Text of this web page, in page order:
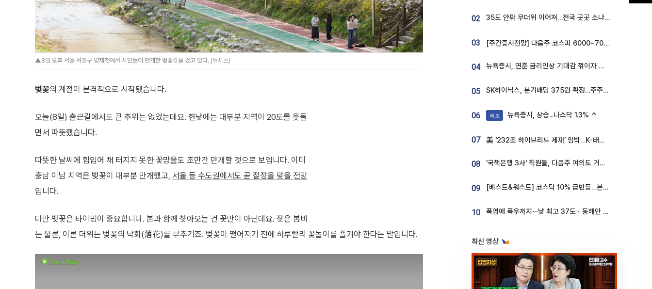
▲8일 오후 서울 서초구 양재천에서 시민들이 만개한 벚꽃길을 걷고 있다. (뉴시스)
벚꽃의 계절이 본격적으로 시작됐습니다.
오늘(8일) 출근길에서도 큰 추위는 없었는데요. 한낮에는 대부분 지역이 20도를 웃돌
면서 따뜻했습니다.
따뜻한 날씨에 힘입어 채 터지지 못한 꽃망울도 조만간 만개할 것으로 보입니다. 이미
충남 이남 지역은 벚꽃이 대부분 만개했고, 서울 등 수도권에서도 곧 절정을 맞을 전망
입니다.
다만 벚꽃은 타이밍이 중요합니다. 봄과 함께 찾아오는 건 꽃만이 아닌데요. 잦은 봄비
는 물론, 이른 더위는 벚꽃의 낙화(落花)를 부추기죠. 벚꽃이 떨어지기 전에 하루빨리 꽃놀이를 즐겨야 한다는 말입니다.
02 35도 안팎 무더위 이어져…전국 곳곳 소나기 [오늘 날씨]
03 [주간증시전망] 다음주 코스피 6000~7000⋯“外人 수급은 정책이 변수”
04 뉴욕증시, 연준 금리인상 기대감 꺾이자 상승...S&P500 사상 최고치 [종합]
05 SK하이닉스, 분기배당 375원 확정…주주환원책 9월로 앞당겨 발표
06 속보 뉴욕증시, 상승...나스닥 1.3% ↑
07 美 ‘232조 하이브리드 제재’ 임박…K-태양광, 불확실성 털고 날개 다나
08 '국책은행 3사' 직원들, 다음주 여의도 거리 나서는 까닭은
09 [베스트&워스트] 코스닥 10% 급반등…본느, 최대주주 변경 기대에 270% 폭등
10 폭염에 폭우까지⋯낮 최고 37도ㆍ동해안 강한 비 [날씨]
최신 영상